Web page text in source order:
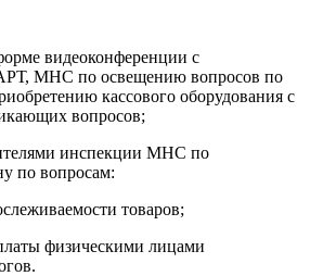
видеоконференции с
МНС по освещению вопросов по
кассового оборудования с
вопросов;
инспекции МНС по
по вопросам:
товаров;
физическими лицами